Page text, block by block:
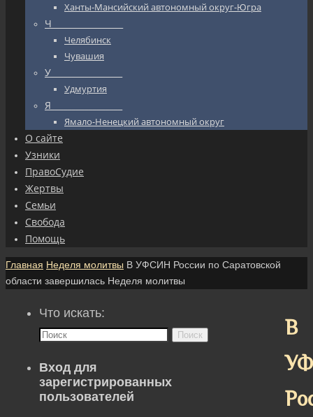
Ханты-Мансийский автономный округ-Югра
Ч_________________
Челябинск
Чувашия
У_________________
Удмуртия
Я_________________
Ямало-Ненецкий автономный округ
О сайте
Узники
ПравоСудие
Жертвы
Семьи
Свобода
Помощь
Главная Неделя молитвы В УФСИН России по Саратовской
области завершилась Неделя молитвы
В
Что искать:
Поиск
Вход для
зарегистрированных
пользователей